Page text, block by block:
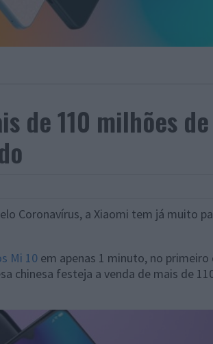
de 110 milhões
Coronavírus, a Xiaomi tem já muito
Mi 10 em apenas 1 minuto, no primeiro
chinesa festeja a venda de mais de